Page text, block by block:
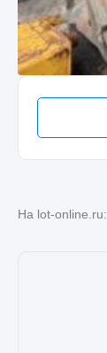
На lot-online.ru: